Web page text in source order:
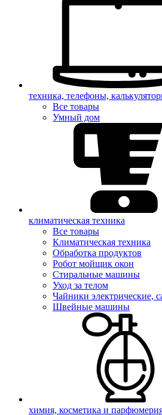
техника, телефоны,
Все товары
Умный дом
климатическая техника
Все товары
Климатическая техника
Обработка продуктов
Робот мойщик окон
Стиральные машины
Уход за телом
Чайники электрические,
Швейные машины
химия, косметика и